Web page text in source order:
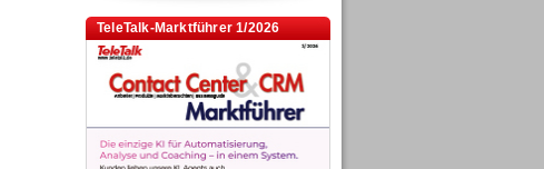
TeleTalk-Marktführer 1/2026